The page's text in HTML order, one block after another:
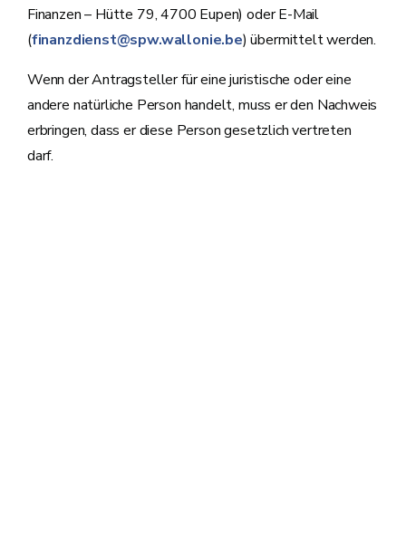
Finanzen – Hütte 79, 4700 Eupen) oder E-Mail
(finanzdienst@spw.wallonie.be) übermittelt werden.
Wenn der Antragsteller für eine juristische oder eine
andere natürliche Person handelt, muss er den Nachweis
erbringen, dass er diese Person gesetzlich vertreten
darf.